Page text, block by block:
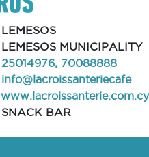
LEMESOS
LEMESOS MUNICIPALITY
25014976, 70088888
info@lacroissanteriecafe
www.lacroissanterie.com.cy
SNACK BAR